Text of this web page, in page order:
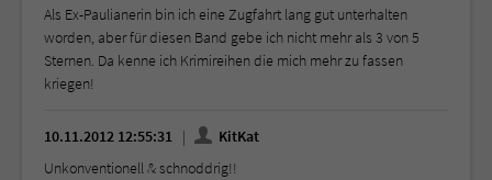
Als Ex-Paulianerin bin ich eine Zugfahrt lang gut unterhalten
worden, aber für diesen Band gebe ich nicht mehr als 3 von 5
Sternen. Da kenne ich Krimireihen die mich mehr zu fassen
kriegen!
10.11.2012 12:55:31
KitKat
Unkonventionell & schnoddrig!!